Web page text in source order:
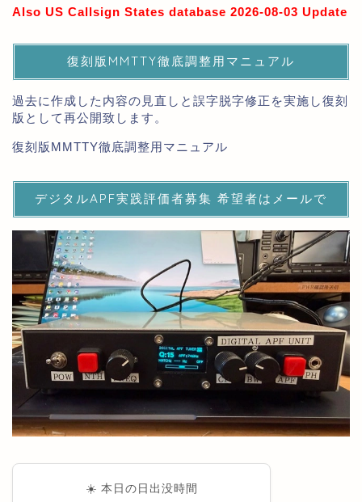
Also US Callsign States database 2026-08-03 Update
復刻版MMTTY徹底調整用マニュアル
過去に作成した内容の見直しと誤字脱字修正を実施し復刻
版として再公開致します。
復刻版MMTTY徹底調整用マニュアル
デジタルAPF実践評価者募集 希望者はメールで
☀️ 本日の日出没時間